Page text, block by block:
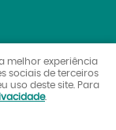
e Colecionáveis
melhor experiência
sociais de terceiros
uso deste site. Para
.